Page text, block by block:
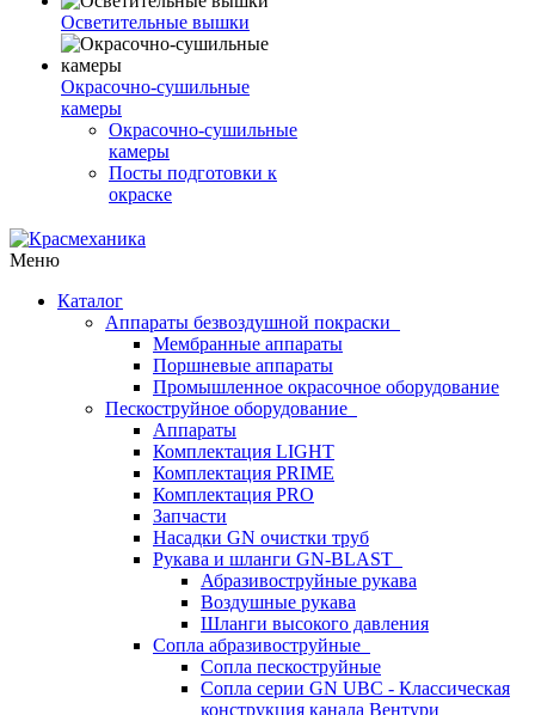
Осветительные вышки
Окрасочно-сушильные
камеры
Окрасочно-сушильные
камеры
Посты подготовки к
окраске
Меню
Каталог
Аппараты безвоздушной покраски
Мембранные аппараты
Поршневые аппараты
Промышленное окрасочное оборудование
Пескоструйное оборудование
Аппараты
Комплектация LIGHT
Комплектация PRIME
Комплектация PRO
Запчасти
Насадки GN очистки труб
Рукава и шланги GN-BLAST
Абразивоструйные рукава
Воздушные рукава
Шланги высокого давления
Сопла абразивоструйные
Сопла пескоструйные
Сопла серии GN UBC - Классическая
конструкция канала Вентури